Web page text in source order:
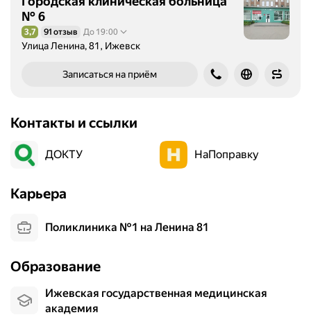
№ 6
Рейтинг 3,7 из 5
3,7 91 отзыв До 19:00
Улица Ленина, 81, Ижевск
Записаться на приём
Контакты и ссылки
ДОКТУ НаПоправку
Карьера
Поликлиника №1 на Ленина 81
Образование
Ижевская государственная медицинская
академия